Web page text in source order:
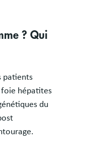
? Qui
patients
foie hépatites
du